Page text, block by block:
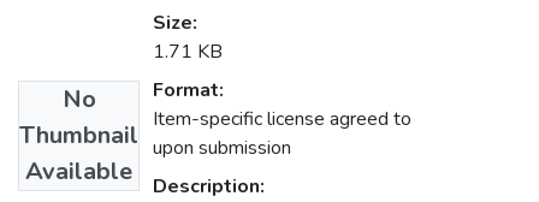
No
Thumbnail
Available
Size:
1.71 KB
Format:
Item-specific license agreed to
upon submission
Description: